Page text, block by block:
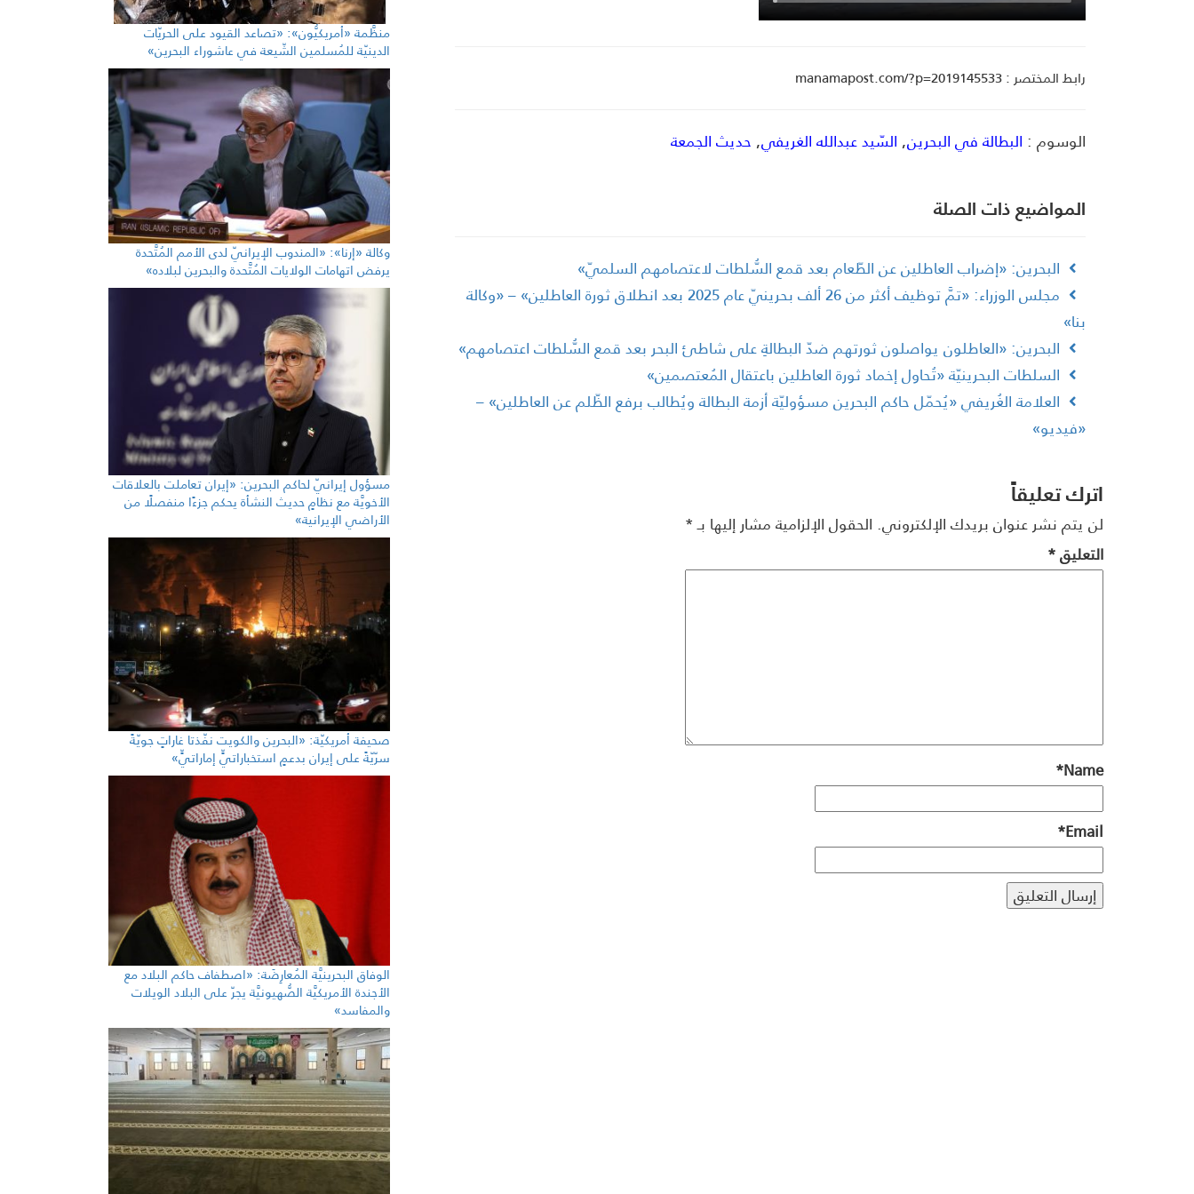
رابط المختصر : manamapost.com/?p=2019145533
الوسوم : البطالة في البحرين, السّيد عبدالله الغريفي, حديث الجمعة
المواضیع ذات الصلة
البحرين: «إضراب العاطلين عن الطّعام بعد قمع السُّلطات لاعتصامهم السلميّ»
مجلس الوزراء: «تمَّ توظيف أكثر من 26 ألف بحرينيّ عام 2025 بعد انطلاق ثورة العاطلين» – «وكالة
بنا»
البحرين: «العاطلون يواصلون ثورتهم ضدّ البطالةِ على شاطئ البحر بعد قمع السُّلطات اعتصامهم»
السلطات البحرينيّة «تُحاول إخماد ثورة العاطلين باعتقال المُعتصمين»
العلامة الغُريفي «يُحمّل حاكم البحرين مسؤوليّة أزمة البطالة ويُطالب برفع الظّلم عن العاطلين» –
«فيديو»
اترك تعليقاً
لن يتم نشر عنوان بريدك الإلكتروني. الحقول الإلزامية مشار إليها بـ*
التعليق*
Name
*
Email
*
منظَّمة «أمريكيُّون»: «تصاعد القيود على الحريّات
الدينيّة للمُسلمين الشّيعة في عاشوراء البحرين»
وكالة «إرنا»: «المندوب الإيرانيّ لدى الأمم المُتَّحدة
يرفض اتهامات الولايات المُتَّحدة والبحرين لبلاده»
مسؤول إيرانيّ لحاكم البحرين: «إيران تعاملت بالعلاقات
الأخويَّة مع نظامٍ حديث النشأة يحكم جزءًا منفصلًا من
الأراضي الإيرانية»
صحيفة أمريكيّة: «البحرين والكويت نفّذتا غاراتٍ جويّةً
سرّيّةً على إيران بدعمٍ استخباراتيٍّ إماراتيٍّ»
الوفاق البحرينيَّة المُعارِضَة: «اصطفاف حاكم البلاد مع
الأجندة الأمريكيَّة الصُّهيونيَّة يجرّ على البلاد الويلات
والمفاسد»